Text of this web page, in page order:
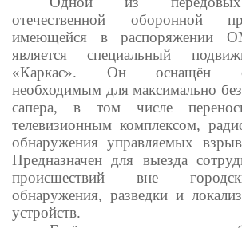
отечественной оборонной
имеющейся в распоряжении
является специальный
«Каркас». Он оснащён
необходимым для максимально
сапера, в том числе
телевизионным комплексом,
обнаружения управляемых
Предназначен для выезда
происшествий вне
обнаружения, разведки и
устройств.